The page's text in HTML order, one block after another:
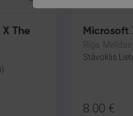
The
Microsoft
Rīga, Melīdas
Stāvoklis
8.00 €